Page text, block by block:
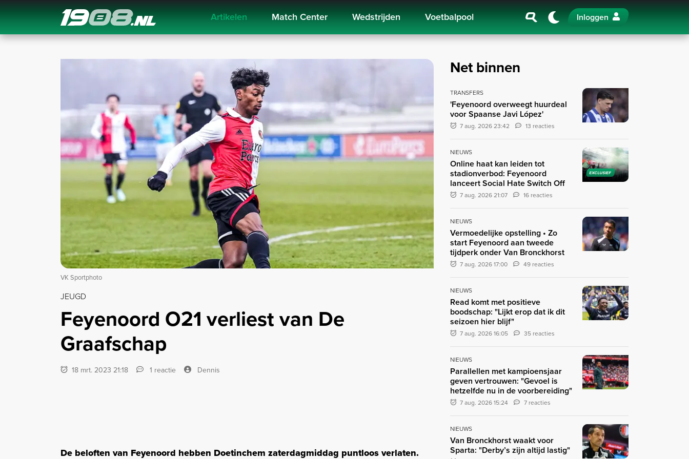
Navigation Artikelen Match Center Wedstrijden Voetbalpool Inloggen
VK Sportphoto
JEUGD
Feyenoord O21 verliest van De
Graafschap
18 mrt. 2023 21:18 1 reactie Dennis
De beloften van Feyenoord hebben Doetinchem zaterdagmiddag puntloos verlaten.
Net binnen
TRANSFERS
'Feyenoord overweegt huurdeal
voor Spaanse Javi López'
7 aug. 2026 23:42 13 reacties
EXCLUSIEF
NIEUWS
Online haat kan leiden tot
stadionverbod: Feyenoord
lanceert Social Hate Switch Off
7 aug. 2026 21:07 16 reacties
NIEUWS
Vermoedelijke opstelling • Zo
start Feyenoord aan tweede
tijdperk onder Van Bronckhorst
7 aug. 2026 17:00 49 reacties
NIEUWS
Read komt met positieve
boodschap: "Lijkt erop dat ik dit
seizoen hier blijf"
7 aug. 2026 16:05 35 reacties
NIEUWS
Parallellen met kampioensjaar
geven vertrouwen: "Gevoel is
hetzelfde nu in de voorbereiding"
7 aug. 2026 15:24 7 reacties
NIEUWS
Van Bronckhorst waakt voor
Sparta: "Derby’s zijn altijd lastig"